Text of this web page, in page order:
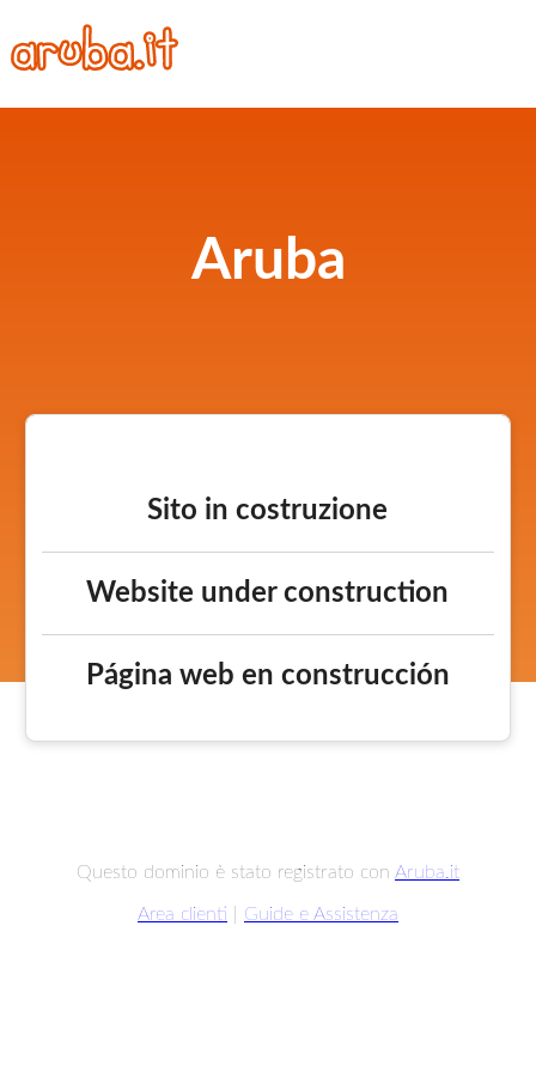
Aruba
Sito in costruzione
Website under construction
Página web en construcción
Questo dominio è stato registrato con Aruba.it
Area clienti Guide e Assistenza